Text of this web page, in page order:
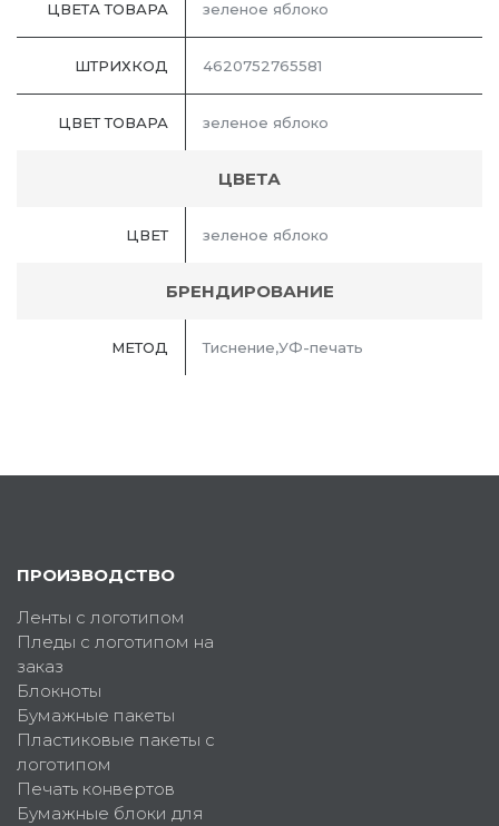
ЦВЕТА ТОВАРА зеленое яблоко
ШТРИХКОД 4620752765581
ЦВЕТ ТОВАРА зеленое яблоко
ЦВЕТА
ЦВЕТ зеленое яблоко
БРЕНДИРОВАНИЕ
МЕТОД Тиснение,УФ-печать
ПРОИЗВОДСТВО
Ленты с логотипом
Пледы с логотипом на
заказ
Блокноты
Бумажные пакеты
Пластиковые пакеты с
логотипом
Печать конвертов
Бумажные блоки для